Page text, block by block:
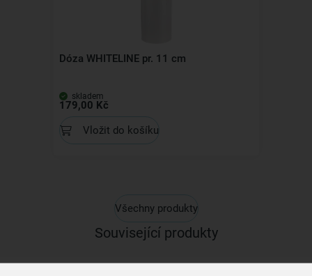
Dóza WHITELINE pr. 11 cm
skladem
179,00 Kč
Vložit do košíku
Všechny produkty
Související produkty